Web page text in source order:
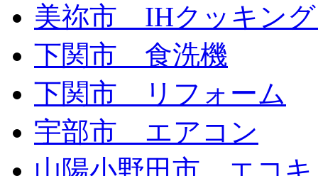
美祢市 IHクッキン
下関市 食洗機
下関市 リフォーム
宇部市 エアコン
山陽小野田市 エコキ